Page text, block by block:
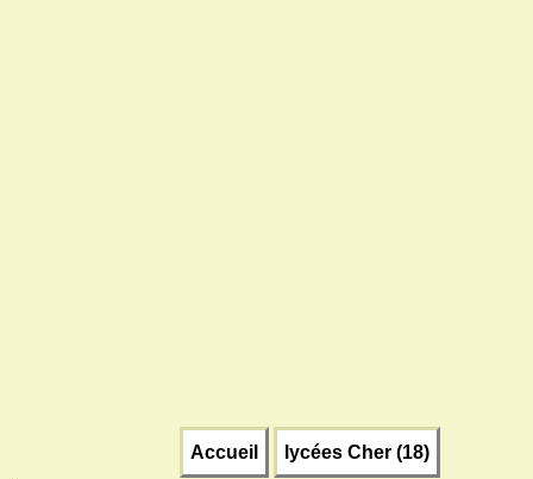
Accueil lycées Cher (18)